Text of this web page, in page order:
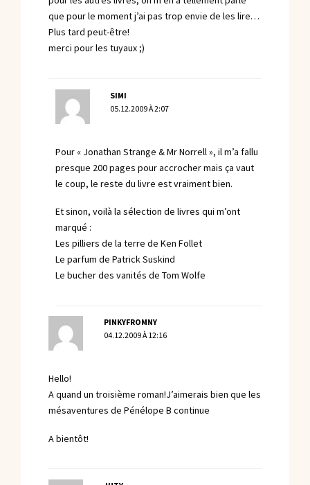
que pour le moment j’ai pas trop envie de les lire…
Plus tard peut-être!
merci pour les tuyaux ;)
SIMI
05.12.2009 À 2:07
Pour « Jonathan Strange & Mr Norrell », il m’a fallu
presque 200 pages pour accrocher mais ça vaut
le coup, le reste du livre est vraiment bien.
Et sinon, voilà la sélection de livres qui m’ont
marqué :
Les pilliers de la terre de Ken Follet
Le parfum de Patrick Suskind
Le bucher des vanités de Tom Wolfe
PINKYFROMNY
04.12.2009 À 12:16
Hello!
A quand un troisième roman!J’aimerais bien que les
mésaventures de Pénélope B continue
A bientôt!